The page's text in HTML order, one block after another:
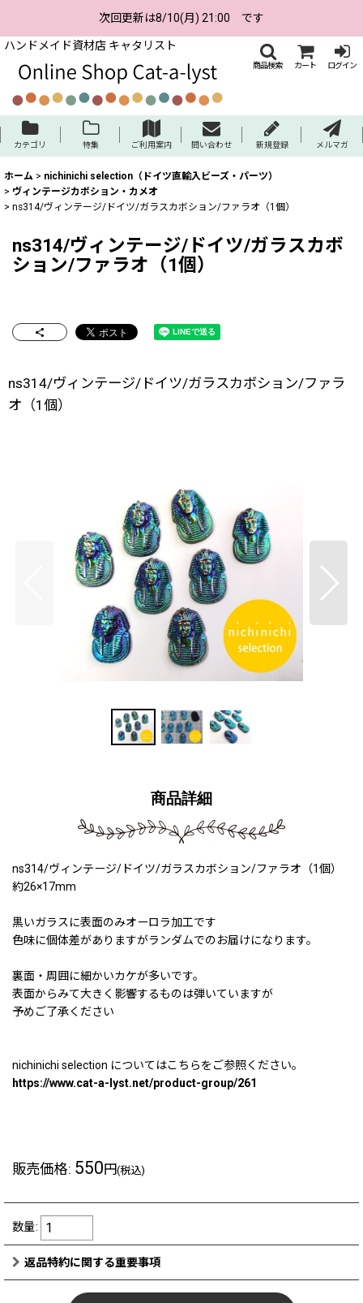
次回更新は8/10(月) 21:00 です
ハンドメイド資材店 キャタリスト
商品検索 カート ログイン
カテゴリ 特集 ご利用案内 問い合わせ 新規登録 メルマガ
ホーム > nichinichi selection（ドイツ直輸入ビーズ・パーツ）
> ヴィンテージカボション・カメオ
> ns314/ヴィンテージ/ドイツ/ガラスカボション/ファラオ（1個）
ns314/ヴィンテージ/ドイツ/ガラスカボ
ション/ファラオ（1個）
ns314/ヴィンテージ/ドイツ/ガラスカボション/ファラ
オ（1個）
商品詳細
ns314/ヴィンテージ/ドイツ/ガラスカボション/ファラオ（1個）
約26×17mm
黒いガラスに表面のみオーロラ加工です
色味に個体差がありますがランダムでのお届けになります。
裏面・周囲に細かいカケが多いです。
表面からみて大きく影響するものは弾いていますが
予めご了承ください
nichinichi selection についてはこちらをご参照ください。
https://www.cat-a-lyst.net/product-group/261
販売価格: 550円(税込)
数量:
返品特約に関する重要事項